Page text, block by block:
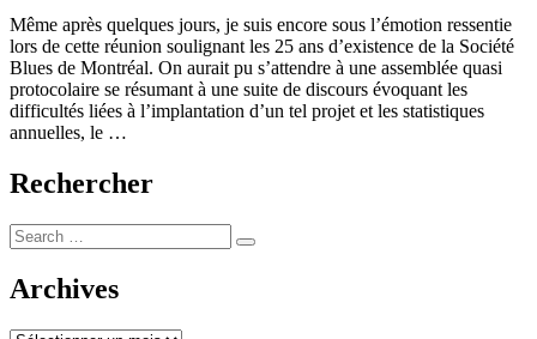
ses
25
ans
!
Même après quelques jours, je suis encore sous l’émotion ressentie
lors de cette réunion soulignant les 25 ans d’existence de la Société
Blues de Montréal. On aurait pu s’attendre à une assemblée quasi
protocolaire se résumant à une suite de discours évoquant les
difficultés liées à l’implantation d’un tel projet et les statistiques
annuelles, le …
Rechercher
Search
for:
Archives